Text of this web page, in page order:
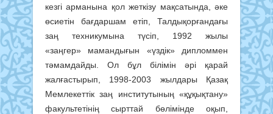
кезгі арманына қол жеткізу мақсатында, әке
өсиетін бағдаршам етіп, Талдықорғандағы
заң техникумына түсіп, 1992 жылы
«заңгер» мамандығын «үздік» дипломмен
тәмамдайды. Ол бұл білімін әрі қарай
жалғастырып, 1998-2003 жылдары Қазақ
Мемлекеттік заң институтының «құқықтану»
факультетінің сырттай бөлімінде оқып,